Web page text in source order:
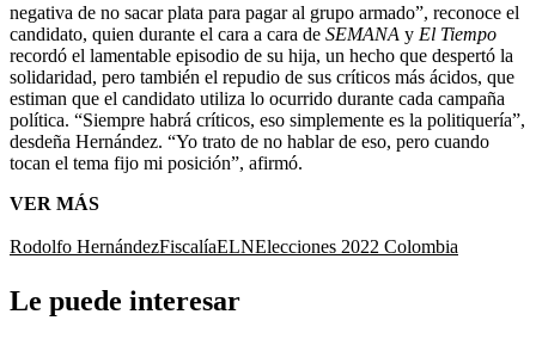
negativa de no sacar plata para pagar al grupo armado”, reconoce el
candidato, quien durante el cara a cara de SEMANA y El Tiempo
recordó el lamentable episodio de su hija, un hecho que despertó la
solidaridad, pero también el repudio de sus críticos más ácidos, que
estiman que el candidato utiliza lo ocurrido durante cada campaña
política. “Siempre habrá críticos, eso simplemente es la politiquería”,
desdeña Hernández. “Yo trato de no hablar de eso, pero cuando
tocan el tema fijo mi posición”, afirmó.
VER MÁS
Rodolfo HernándezFiscalíaELNElecciones 2022 Colombia
Le puede interesar